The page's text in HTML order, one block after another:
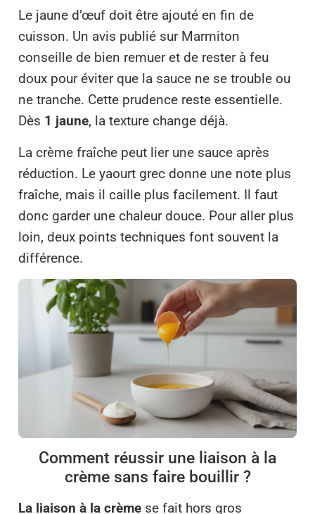
Le jaune d’œuf doit être ajouté en fin de
cuisson. Un avis publié sur Marmiton
conseille de bien remuer et de rester à feu
doux pour éviter que la sauce ne se trouble ou
ne tranche. Cette prudence reste essentielle.
Dès 1 jaune, la texture change déjà.
La crème fraîche peut lier une sauce après
réduction. Le yaourt grec donne une note plus
fraîche, mais il caille plus facilement. Il faut
donc garder une chaleur douce. Pour aller plus
loin, deux points techniques font souvent la
différence.
Comment réussir une liaison à la
crème sans faire bouillir ?
La liaison à la crème se fait hors gros